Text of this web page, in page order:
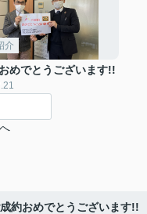
介
めでとうございます!!
約おめでとうございます!!